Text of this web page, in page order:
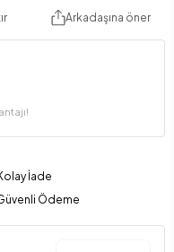
Arkadaşına öner
İade
Ödeme